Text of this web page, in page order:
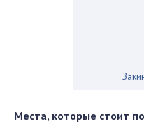
Места, которые стоит